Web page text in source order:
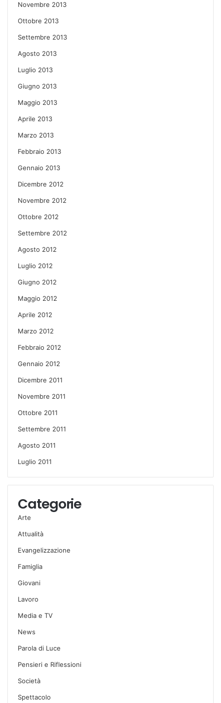
Novembre 2013
Ottobre 2013
Settembre 2013
Agosto 2013
Luglio 2013
Giugno 2013
Maggio 2013
Aprile 2013
Marzo 2013
Febbraio 2013
Gennaio 2013
Dicembre 2012
Novembre 2012
Ottobre 2012
Settembre 2012
Agosto 2012
Luglio 2012
Giugno 2012
Maggio 2012
Aprile 2012
Marzo 2012
Febbraio 2012
Gennaio 2012
Dicembre 2011
Novembre 2011
Ottobre 2011
Settembre 2011
Agosto 2011
Luglio 2011
Categorie
Arte
Attualità
Evangelizzazione
Famiglia
Giovani
Lavoro
Media e TV
News
Parola di Luce
Pensieri e Riflessioni
Società
Spettacolo